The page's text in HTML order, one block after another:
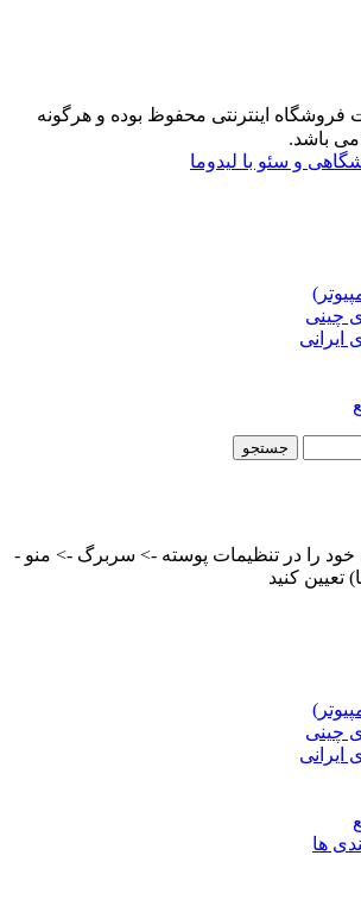
فروشگاه اینترنتی محفوظ بوده و هرگونه
می باشد.
و سئو با لیدوما
چینی
ایرانی
جستجو
را در تنظیمات پوسته -> سربرگ -> منو -
تعیین کنید
چینی
ایرانی
ها